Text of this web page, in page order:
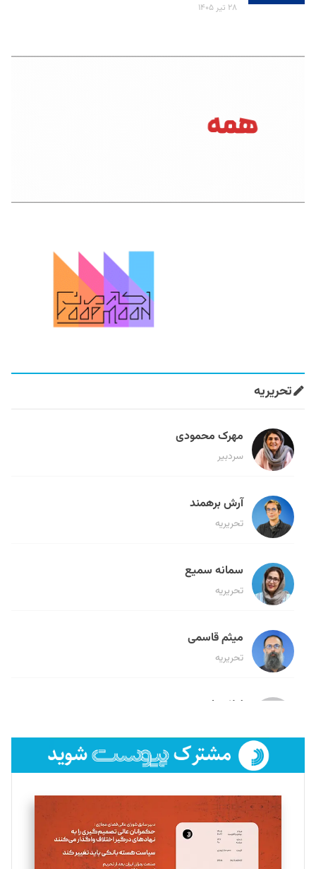
۲۸ تیر ۱۴۰۵
تحریریه
مهرک محمودی
سردبیر
آرش برهمند
تحریریه
سمانه سمیع
تحریریه
میثم قاسمی
تحریریه
لیلا حنارود
فائزه فتحی رستمی
تحریریه
سروش کرمیان
تحریریه